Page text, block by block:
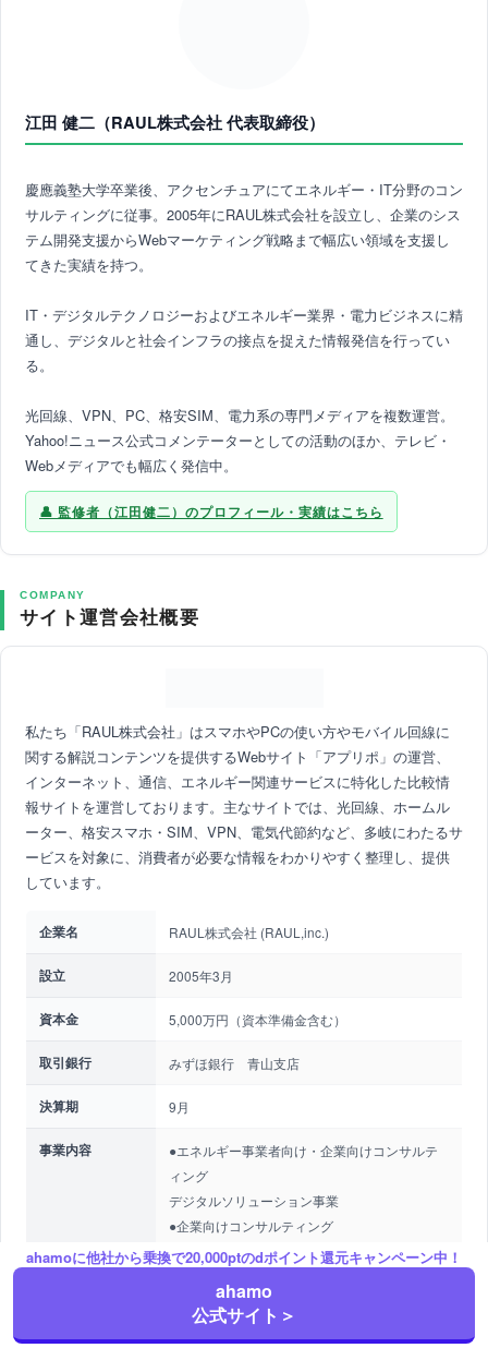
江田 健二（RAUL株式会社 代表取締役）
慶應義塾大学卒業後、アクセンチュアにてエネルギー・IT分野のコン
サルティングに従事。2005年にRAUL株式会社を設立し、企業のシス
テム開発支援からWebマーケティング戦略まで幅広い領域を支援し
てきた実績を持つ。
IT・デジタルテクノロジーおよびエネルギー業界・電力ビジネスに精
通し、デジタルと社会インフラの接点を捉えた情報発信を行ってい
る。
光回線、VPN、PC、格安SIM、電力系の専門メディアを複数運営。
Yahoo!ニュース公式コメンテーターとしての活動のほか、テレビ・
Webメディアでも幅広く発信中。
監修者（江田健二）のプロフィール・実績はこちら
COMPANY
サイト運営会社概要
私たち「RAUL株式会社」はスマホやPCの使い方やモバイル回線に
関する解説コンテンツを提供するWebサイト「アプリポ」の運営、
インターネット、通信、エネルギー関連サービスに特化した比較情
報サイトを運営しております。主なサイトでは、光回線、ホームル
ーター、格安スマホ・SIM、VPN、電気代節約など、多岐にわたるサ
ービスを対象に、消費者が必要な情報をわかりやすく整理し、提供
しています。
企業名 RAUL株式会社 (RAUL,inc.)
設立 2005年3月
資本金 5,000万円（資本準備金含む）
取引銀行 みずほ銀行 青山支店
決算期 9月
事業内容
●エネルギー事業者向け・企業向けコンサルテ
ィング
デジタルソリューション事業
●企業向けコンサルティング
企業の脱炭素化（カーボンニュートラル化）支
エネルギー効率化支援
●ビジネスコンサルティング
ahamoに他社から乗換で20,000ptのdポイント還元キャンペーン中！
ahamo
公式サイト＞